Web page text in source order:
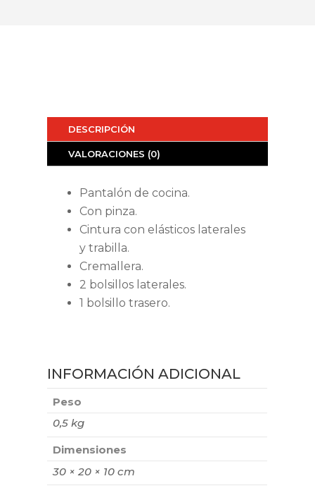
DESCRIPCIÓN
VALORACIONES (0)
Pantalón de cocina.
Con pinza.
Cintura con elásticos laterales
y trabilla.
Cremallera.
2 bolsillos laterales.
1 bolsillo trasero.
INFORMACIÓN ADICIONAL
Peso
0,5 kg
Dimensiones
30 × 20 × 10 cm